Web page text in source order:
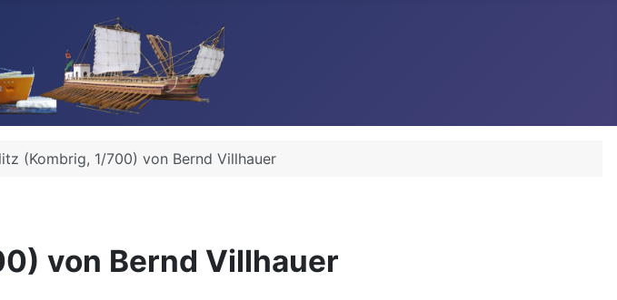
(Kombrig, 1/700) von Bernd Villhauer
von Bernd Villhauer